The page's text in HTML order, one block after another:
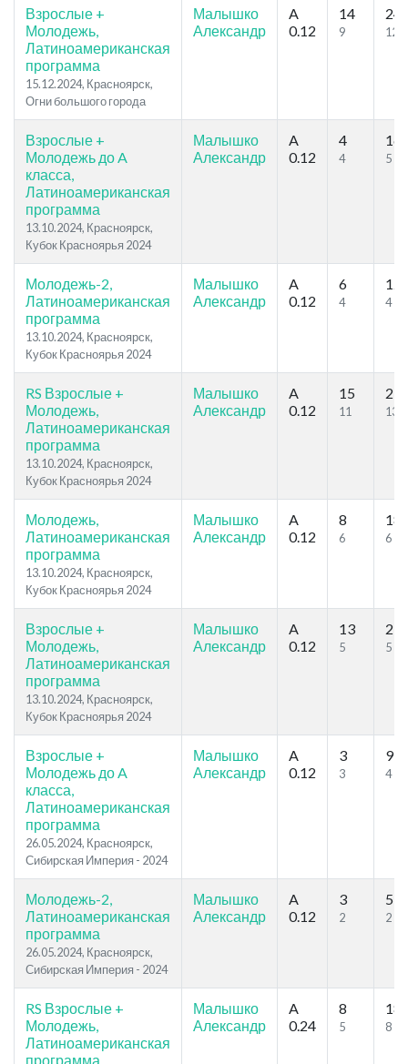
Взрослые +
Молодежь,
Латиноамериканская
программа
15.12.2024, Красноярск,
Огни большого города
Малышко
Александр
A
0.12
14
9
24
12
Взрослые +
Молодежь до A
класса,
Латиноамериканская
программа
13.10.2024, Красноярск,
Кубок Красноярья 2024
Малышко
Александр
A
0.12
4
4
16
5
Молодежь-2,
Латиноамериканская
программа
13.10.2024, Красноярск,
Кубок Красноярья 2024
Малышко
Александр
A
0.12
6
4
12
4
RS Взрослые +
Молодежь,
Латиноамериканская
программа
13.10.2024, Красноярск,
Кубок Красноярья 2024
Малышко
Александр
A
0.12
15
11
27
13
Молодежь,
Латиноамериканская
программа
13.10.2024, Красноярск,
Кубок Красноярья 2024
Малышко
Александр
A
0.12
8
6
18
6
Взрослые +
Молодежь,
Латиноамериканская
программа
13.10.2024, Красноярск,
Кубок Красноярья 2024
Малышко
Александр
A
0.12
13
5
21
5
Взрослые +
Молодежь до A
класса,
Латиноамериканская
программа
26.05.2024, Красноярск,
Сибирская Империя - 2024
Малышко
Александр
A
0.12
3
3
9
4
Молодежь-2,
Латиноамериканская
программа
26.05.2024, Красноярск,
Сибирская Империя - 2024
Малышко
Александр
A
0.12
3
2
5
2
RS Взрослые +
Молодежь,
Латиноамериканская
программа
Малышко
Александр
A
0.24
8
5
18
8